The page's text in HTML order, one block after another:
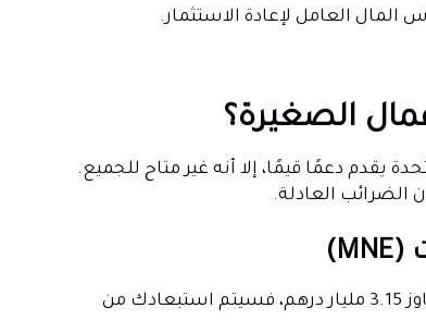
المال العامل لإعادة الاستثمار.
الصغيرة؟
يقدم دعمًا قيمًا، إلا أنه غير متاح للجميع.
الضرائب العادلة.
إذا كانت شركتك جزءًا من مجموعة MNE ذات إيرادات عالمية موحدة تتجاوز 3.15 مليار درهم، فسيتم استبعادك من